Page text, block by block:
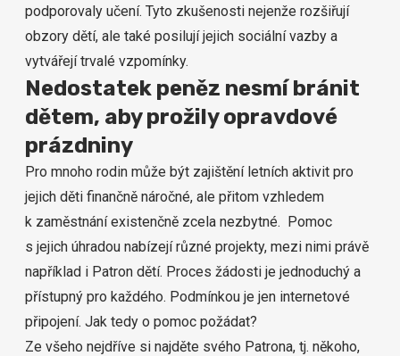
podporovaly učení. Tyto zkušenosti nejenže rozšiřují
obzory dětí, ale také posilují jejich sociální vazby a
vytvářejí trvalé vzpomínky.
Nedostatek peněz nesmí bránit
dětem, aby prožily opravdové
prázdniny
Pro mnoho rodin může být zajištění letních aktivit pro
jejich děti finančně náročné, ale přitom vzhledem
k zaměstnání existenčně zcela nezbytné. Pomoc
s jejich úhradou nabízejí různé projekty, mezi nimi právě
například i Patron dětí. Proces žádosti je jednoduchý a
přístupný pro každého. Podmínkou je jen internetové
připojení. Jak tedy o pomoc požádat?
Ze všeho nejdříve si najděte svého Patrona, tj. někoho,